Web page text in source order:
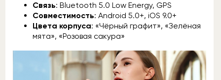
Связь: Bluetooth 5.0 Low Energy, GPS
Совместимость: Android 5.0+, iOS 9.0+
Цвета корпуса: «Чёрный графит», «Зелёная
мята», «Розовая сакура»